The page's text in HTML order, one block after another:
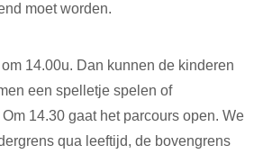
moet worden.
14.00u. Dan kunnen de kinderen
een spelletje spelen of
14.30 gaat het parcours open. We
qua leeftijd, de bovengrens